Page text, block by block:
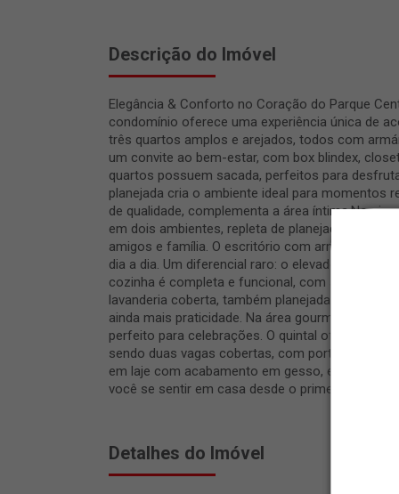
Descrição do Imóvel
Elegância & Conforto no Coração do Parque
condomínio oferece uma experiência única de
três quartos amplos e arejados, todos com
um convite ao bem-estar, com box blindex,
quartos possuem sacada, perfeitos para
planejada cria o ambiente ideal para momentos
de qualidade, complementa a área íntima.No
em dois ambientes, repleta de planejados,
amigos e família. O escritório com armários
dia a dia. Um diferencial raro: o elevador, que
cozinha é completa e funcional, com armários
lavanderia coberta, também planejada, facilita a
ainda mais praticidade. Na área gourmet, os
perfeito para celebrações. O quintal oferece
sendo duas vagas cobertas, com portão
em laje com acabamento em gesso, este
você se sentir em casa desde o primeiro passo.
Detalhes do Imóvel